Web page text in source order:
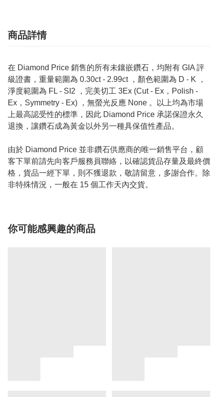
商品詳情
在 Diamond Price 銷售的所有未鑲嵌鑽石，均附有 GIA 評
級證書，重量範圍為 0.30ct - 2.99ct ，顏色範圍為 D - K ，
淨度範圍為 FL - SI2 ，完美切工 3Ex (Cut - Ex，Polish -
Ex，Symmetry - Ex) ，無螢光反應 None 。以上均為市場
上最高認受性的標準，因此 Diamond Price 承諾保證永久
退換，讓鑽石成為黃金以外另一種具保值性產品。
由於 Diamond Price 並非鑽石供應商的唯一銷售平台，顧
客下單前請先向客戶服務員聯絡，以確認貨品存量及最終價
格，貨品一經下單，則不獲退款，敬請留意，多謝合作。除
非特殊情況，一般在 15 個工作天內交貨。
你可能感興趣的商品